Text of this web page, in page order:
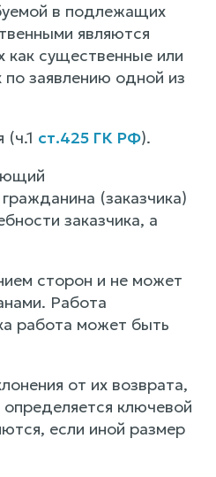
в подлежащих
являются
как существенные или
заявлению одной из
(ч.1 ст.425 ГК РФ).
(заказчика)
заказчика, а
сторон и не может
Работа
работа может быть
от их возврата,
ключевой
если иной размер